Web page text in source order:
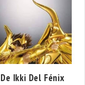
Ikki Del Fénix